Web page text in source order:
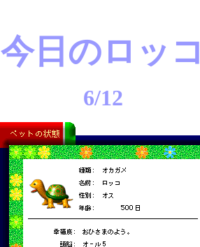
今日のロッコ
6/12